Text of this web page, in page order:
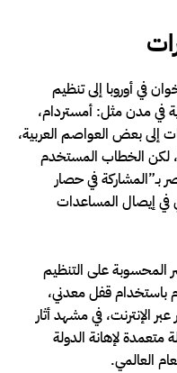
في أوروبا إلى تنظيم
في مدن مثل: أمستردام،
إلى بعض العواصم العربية،
لكن الخطاب المستخدم
في حصار
في إيصال المساعدات
المحسوبة على التنظيم
باستخدام قفل معدني،
الإنترنت، في مشهد أثار
متعمدة لإهانة الدولة
العالمي.